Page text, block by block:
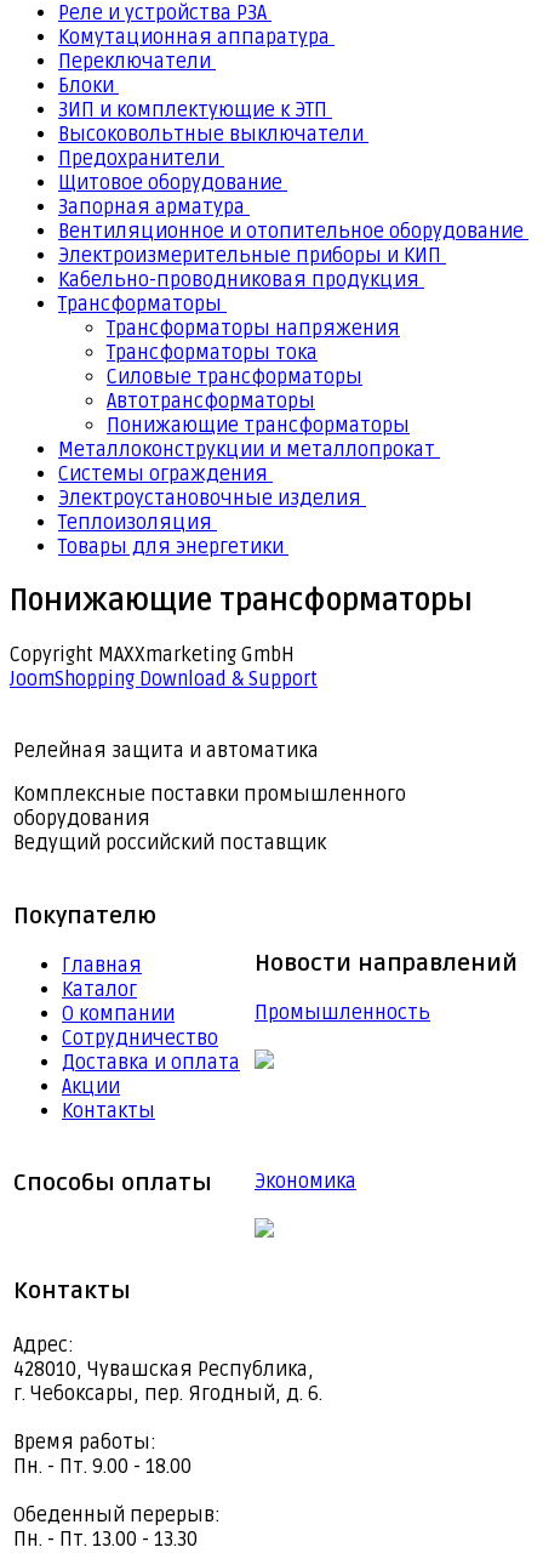
Реле и устройства РЗА
Комутационная аппаратура
Переключатели
Блоки
ЗИП и комплектующие к ЭТП
Высоковольтные выключатели
Предохранители
Щитовое оборудование
Запорная арматура
Вентиляционное и отопительное оборудование
Электроизмерительные приборы и КИП
Кабельно-проводниковая продукция
Трансформаторы
Трансформаторы напряжения
Трансформаторы тока
Силовые трансформаторы
Автотрансформаторы
Понижающие трансформаторы
Металлоконструкции и металлопрокат
Системы ограждения
Электроустановочные изделия
Теплоизоляция
Товары для энергетики
Понижающие трансформаторы
Copyright MAXXmarketing GmbH
JoomShopping Download & Support
Релейная защита и автоматика
Комплексные поставки промышленного
оборудования
Ведущий российский поставщик
Покупателю
Главная
Каталог
О компании
Сотрудничество
Доставка и оплата
Акции
Контакты
Новости направлений
Промышленность
Способы оплаты Экономика
Контакты
Адрес:
428010, Чувашская Республика,
г. Чебоксары, пер. Ягодный, д. 6.
Время работы:
Пн. - Пт. 9.00 - 18.00
Обеденный перерыв:
Пн. - Пт. 13.00 - 13.30